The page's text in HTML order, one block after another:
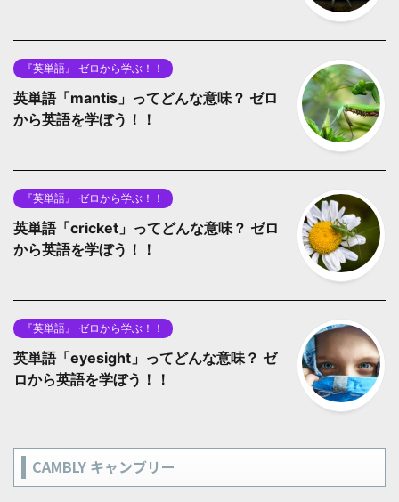
『英単語』 ゼロから学ぶ！！
英単語「mantis」ってどんな意味？ ゼロ
から英語を学ぼう！！
『英単語』 ゼロから学ぶ！！
英単語「cricket」ってどんな意味？ ゼロ
から英語を学ぼう！！
『英単語』 ゼロから学ぶ！！
英単語「eyesight」ってどんな意味？ ゼ
ロから英語を学ぼう！！
CAMBLY キャンブリー